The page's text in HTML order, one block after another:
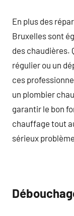
En plus des
Bruxelles sont
des chaudières.
régulier ou un
ces
un plombier
garantir le bon
chauffage tout
sérieux